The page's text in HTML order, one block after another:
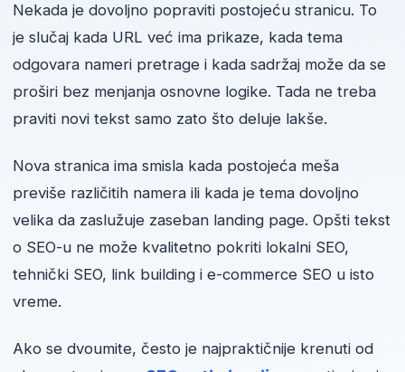
Nekada je dovoljno popraviti postojeću stranicu. To
je slučaj kada URL već ima prikaze, kada tema
odgovara nameri pretrage i kada sadržaj može da se
proširi bez menjanja osnovne logike. Tada ne treba
praviti novi tekst samo zato što deluje lakše.
Nova stranica ima smisla kada postojeća meša
previše različitih namera ili kada je tema dovoljno
velika da zaslužuje zaseban landing page. Opšti tekst
o SEO-u ne može kvalitetno pokriti lokalni SEO,
tehnički SEO, link building i e-commerce SEO u isto
vreme.
Ako se dvoumite, često je najpraktičnije krenuti od